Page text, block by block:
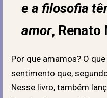
e a filosofia
amor, Renato
Por que amamos? O
sentimento que,
Nesse livro, também